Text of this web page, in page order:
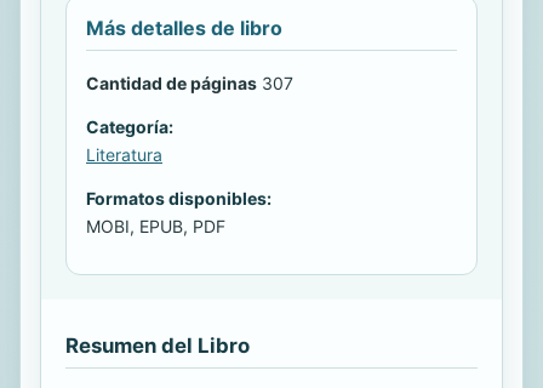
Más detalles de libro
Cantidad de páginas 307
Categoría:
Literatura
Formatos disponibles:
MOBI, EPUB, PDF
Resumen del Libro